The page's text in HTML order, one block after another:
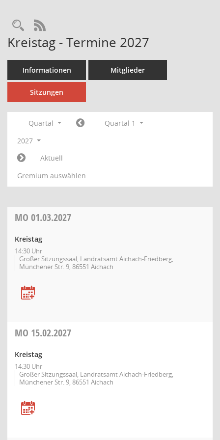
Rechercheauswahl
RSS-Feed
Kreistag - Termine 2027
Informationen Mitglieder
Sitzungen
Quartal
Quartal 1
2027
Aktuell
Gremium auswählen
MO 01.03.2027
Kreistag
14:30 Uhr
Großer Sitzungssaal, Landratsamt Aichach-Friedberg,
Münchener Str. 9, 86551 Aichach
MO 15.02.2027
Kreistag
14:30 Uhr
Großer Sitzungssaal, Landratsamt Aichach-Friedberg,
Münchener Str. 9, 86551 Aichach